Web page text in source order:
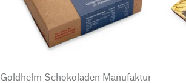
Goldhelm Schokoladen Manufaktur